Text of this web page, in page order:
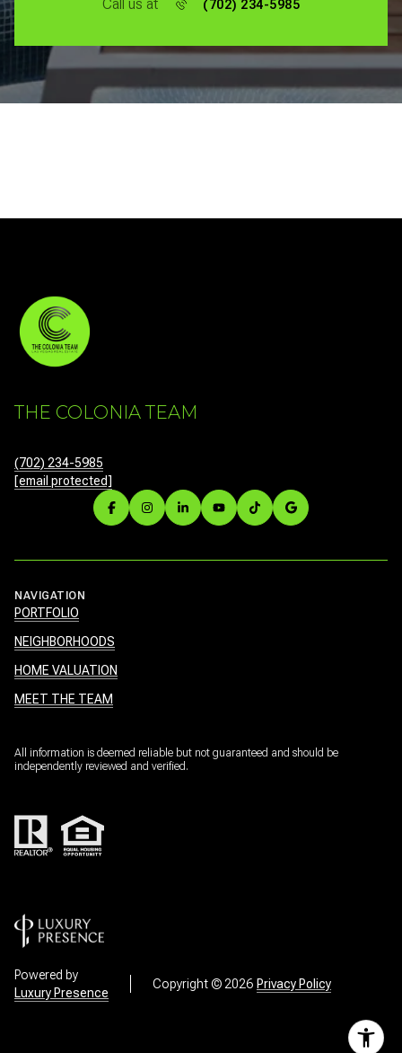
Call us at (702) 234-5985
THE COLONIA TEAM
(702) 234-5985
[email protected]
NAVIGATION
PORTFOLIO
NEIGHBORHOODS
HOME VALUATION
MEET THE TEAM
All information is deemed reliable but not guaranteed and should be
independently reviewed and verified.
Powered by
Luxury Presence
Copyright ©2026 Privacy Policy